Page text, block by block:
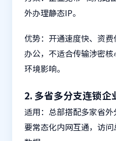
外办理静态IP。
优势：开通速度快、资
办公，不适合传输涉密
环境影响。
2. 多省多分支连锁
适用：总部搭配多家省
要常态化内网互通，访